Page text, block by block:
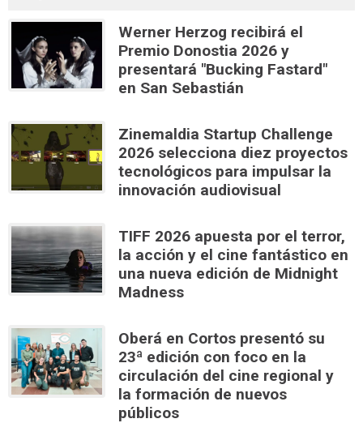
Werner Herzog recibirá el
Premio Donostia 2026 y
presentará "Bucking Fastard"
en San Sebastián
Zinemaldia Startup Challenge
2026 selecciona diez proyectos
tecnológicos para impulsar la
innovación audiovisual
TIFF 2026 apuesta por el terror,
la acción y el cine fantástico en
una nueva edición de Midnight
Madness
Oberá en Cortos presentó su
23ª edición con foco en la
circulación del cine regional y
la formación de nuevos
públicos